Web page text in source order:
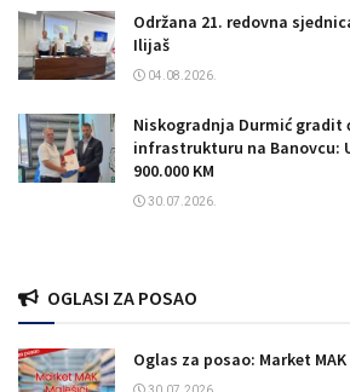
Održana 21. redovna
Ilijaš
04.08.2026.
Niskogradnja Durmić gradit
infrastrukturu na Banovcu:
900.000 KM
30.07.2026.
OGLASI ZA POSAO
Oglas za posao: Market